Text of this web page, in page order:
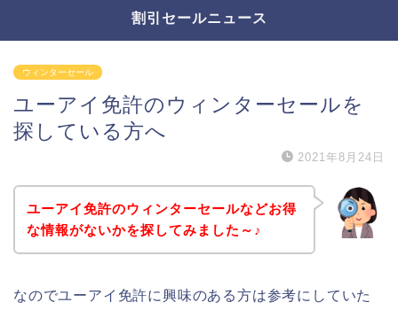
割引セールニュース
ウィンターセール
ユーアイ免許のウィンターセールを
探している方へ
2021年8月24日
ユーアイ免許のウィンターセールなどお得
な情報がないかを探してみました～♪
なのでユーアイ免許に興味のある方は参考にしていた